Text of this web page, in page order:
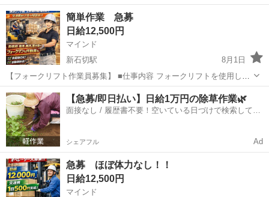
寄駅]： 大阪府河内長野市小山田町６７-８ 株式会社魚国総本社 大阪
本部 [職種名]：調理師 [求人概要]： 週5日～OK！...
大阪 河内長野市 キッチン
簡単作業 急募
日給12,500円
マインド
新石切駅
8月1日
【フォークリフト作業員募集】 ■仕事内容 フォークリフトを使用した
簡単な荷物の上げ下ろし作業 難しい作業はなく、すぐに慣れていただ
けます。 体力仕事ほぼ0！！ ■勤務時間 8:30～17:30 ■休日 土日祝休み
（完全週...
大阪 東大阪市 新石切駅 飲食 フォークリフト
【急募/即日払い】日給1万円の除草作業🌿
面接なし / 履歴書不要！空いている日づけで検索して即
シェアフル Ad
急募 ほぼ体力なし！！
日給12,500円
マインド